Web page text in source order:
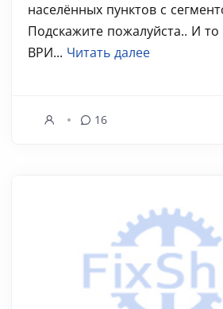
населённых пунктов с
Подскажите пожалуйста.. И
ВРИ... Читать далее
16